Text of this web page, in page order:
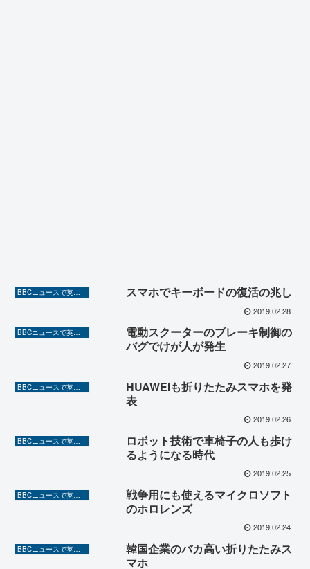
BBCニュースで英語を勉強しよう（TOEIC対策に！） スマホでキーボードの復活の兆し
2019.02.28
BBCニュースで英語を勉強しよう（TOEIC対策に！）
電動スクーターのブレーキ制御の
バグでけが人が発生
2019.02.27
HUAWEIも折りたたみスマホを発
表
2019.02.26
ロボット技術で車椅子の人も歩け
るようになる時代
2019.02.25
戦争用にも使えるマイクロソフト
のホロレンズ
2019.02.24
韓国企業のバカ高い折りたたみス
マホ